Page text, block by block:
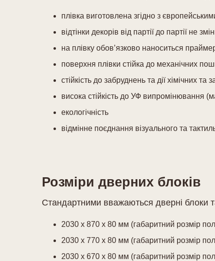
плівка виготовлена згідно з
відтінки декорів від партії до партії не
на плівку обов’язково наноситься
поверхня плівки стійка до механічних
стійкість до забруднень та дії хімічних
висока стійкість до УФ випромінювання
екологічність
відмінне поєднання візуального та
Розміри дверних блоків
Стандартними вважаються дверні блоки
2030 х 870 х 80 мм (габаритний розмір
2030 х 770 х 80 мм (габаритний розмір
2030 х 670 х 80 мм (габаритний розмір